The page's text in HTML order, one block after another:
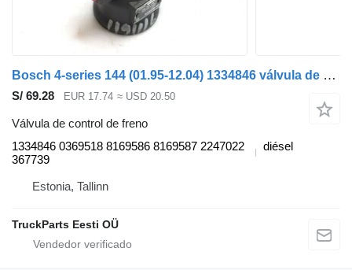
Bosch 4-series 144 (01.95-12.04) 1334846 válvula de control de freno para Scania 4-series (1995-2006) cabeza tractora
S/ 69.28 EUR 17.74 ≈ USD 20.50
Válvula de control de freno
1334846 0369518 8169586 8169587 2247022
367739
diésel
Estonia, Tallinn
TruckParts Eesti OÜ